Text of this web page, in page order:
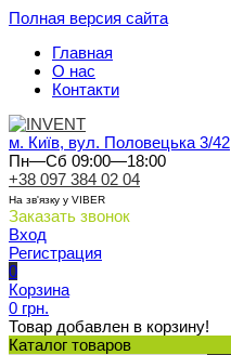
Полная версия сайта
Главная
О нас
Контакти
м. Київ, вул. Половецька 3/42
Пн—Сб 09:00—18:00
+38 097 384 02 04
На зв'язку у VIBER
Заказать звонок
Вход
Регистрация
0
Корзина
0 грн.
Товар добавлен в корзину!
Каталог товаров